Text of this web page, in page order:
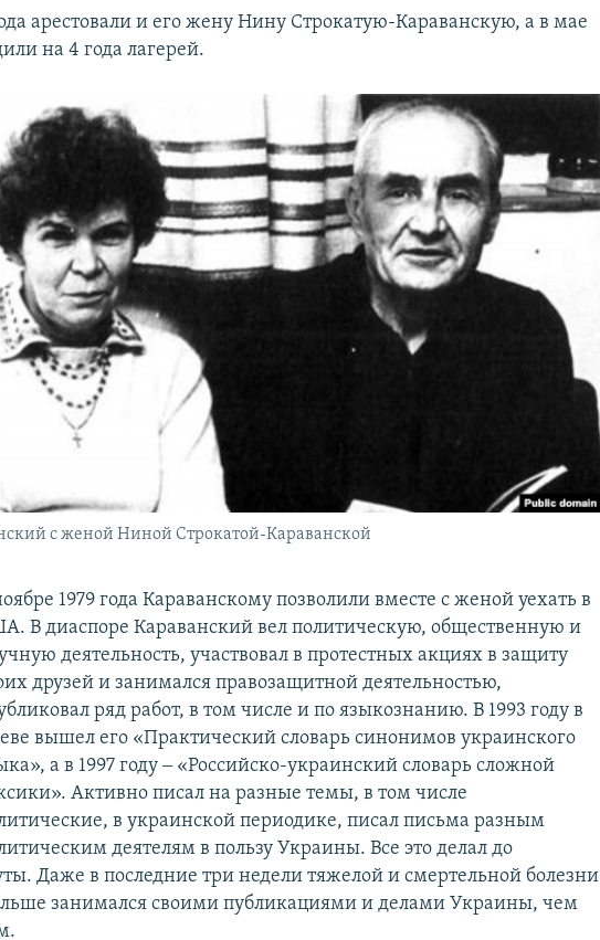
арестовали и его жену Нину Строкатую-Караванскую, а в мае
на 4 года лагерей.
с женой Ниной Строкатой-Караванской
1979 года Караванскому позволили вместе с женой уехать в
В диаспоре Караванский вел политическую, общественную и
деятельность, участвовал в протестных акциях в защиту
друзей и занимался правозащитной деятельностью,
ряд работ, в том числе и по языкознанию. В 1993 году в
вышел его «Практический словарь синонимов украинского
а в 1997 году ‒ «Российско-украинский словарь сложной
Активно писал на разные темы, в том числе
в украинской периодике, писал письма разным
деятелям в пользу Украины. Все это делал до
Даже в последние три недели тяжелой и смертельной болезни
занимался своими публикациями и делами Украины, чем